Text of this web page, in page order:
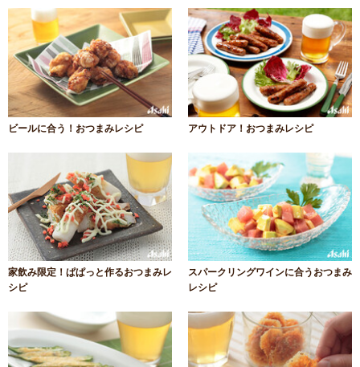
ビールに合う！おつまみレシピ アウトドア！おつまみレシピ
家飲み限定！ぱぱっと作るおつまみレ
シピ
スパークリングワインに合うおつまみ
レシピ